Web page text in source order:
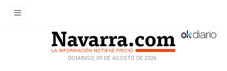
DOMINGO, 09 DE AGOSTO DE 2026